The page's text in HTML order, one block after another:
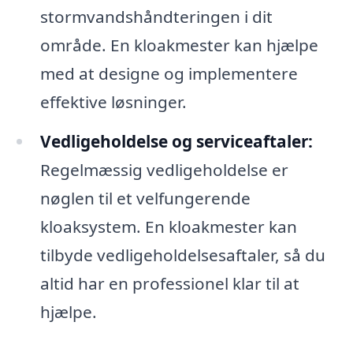
stormvandshåndteringen i dit
område. En kloakmester kan hjælpe
med at designe og implementere
effektive løsninger.
Vedligeholdelse og serviceaftaler:
Regelmæssig vedligeholdelse er
nøglen til et velfungerende
kloaksystem. En kloakmester kan
tilbyde vedligeholdelsesaftaler, så du
altid har en professionel klar til at
hjælpe.